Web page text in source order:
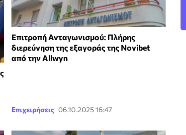
Επιτροπή Ανταγωνισμού: Πλήρης
διερεύνηση της εξαγοράς της Novibet
από την Allwyn
Επιχειρήσεις 06.10.2025 16:47